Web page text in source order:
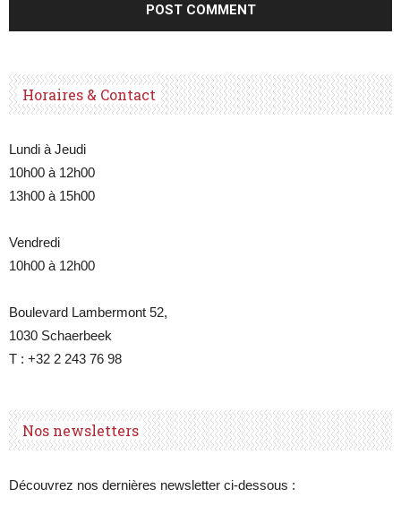
Horaires & Contact
Lundi à Jeudi
10h00 à 12h00
13h00 à 15h00
Vendredi
10h00 à 12h00
Boulevard Lambermont 52,
1030 Schaerbeek
T : +32 2 243 76 98
Nos newsletters
Découvrez nos dernières newsletter ci-dessous :